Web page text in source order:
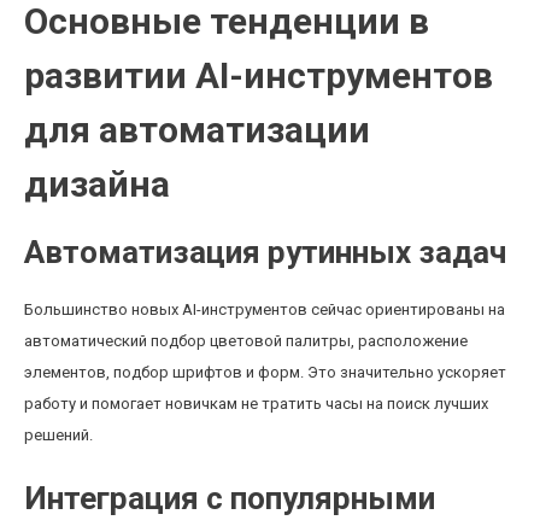
Основные тенденции в
развитии AI-инструментов
для автоматизации
дизайна
Автоматизация рутинных задач
Большинство новых AI-инструментов сейчас ориентированы на
автоматический подбор цветовой палитры, расположение
элементов, подбор шрифтов и форм. Это значительно ускоряет
работу и помогает новичкам не тратить часы на поиск лучших
решений.
Интеграция с популярными